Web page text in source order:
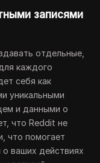
записями
отдельные,
каждого
себя как
уникальными
и данными о
что Reddit не
что помогает
ваших действиях